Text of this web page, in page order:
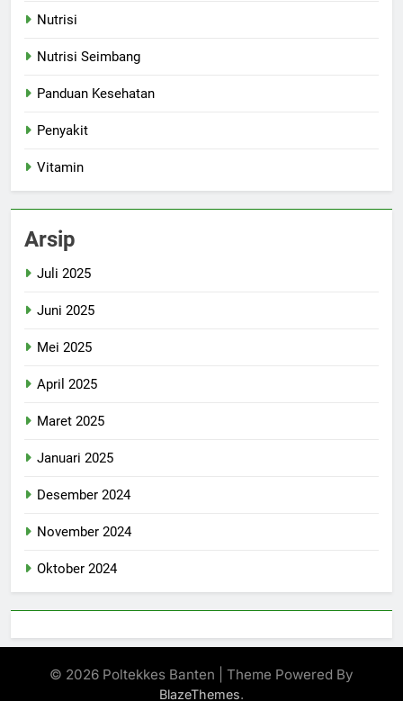
Nutrisi
Nutrisi Seimbang
Panduan Kesehatan
Penyakit
Vitamin
Arsip
Juli 2025
Juni 2025
Mei 2025
April 2025
Maret 2025
Januari 2025
Desember 2024
November 2024
Oktober 2024
© 2026 Poltekkes Banten | Theme Powered By
BlazeThemes.